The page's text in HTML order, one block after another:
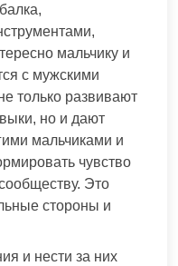
мальчику и
с мужскими
только развивают
но и дают
мальчиками и
чувство
Это
стороны и
и нести за них